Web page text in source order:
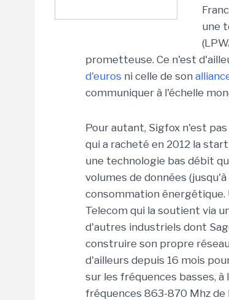
une
prometteuse. Ce n'est
d'euros ni celle de son
communiquer à l'échelle
Pour autant, Sigfox n'est
qui a racheté en 2012 la
une technologie bas débit
volumes de données
consommation énergétique.
Telecom qui la soutient via
d'autres industriels dont
construire son propre
d'ailleurs depuis 16 mois
sur les fréquences basses, à
fréquences 863-870 Mhz de